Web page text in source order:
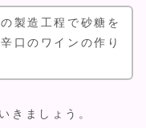
製造工程で砂糖を
口のワインの作り
きましょう。